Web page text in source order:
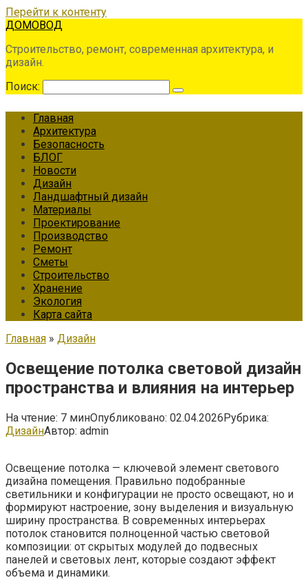
Перейти к контенту
ДОМОВОД
Строительство, ремонт, современная архитектура, и
дизайн.
Поиск:
Главная
Архитектура
Безопасность
БЛОГ
Новости
Дизайн
Ландшафтный дизайн
Материалы
Проектирование
Производство
Ремонт
Сметы
Строительство
Хранение
Экология
Карта сайта
Главная » Дизайн
Освещение потолка световой дизайн
пространства и влияния на интерьер
На чтение: 7 минОпубликовано: 02.04.2026Рубрика:
ДизайнАвтор: admin
Освещение потолка — ключевой элемент светового
дизайна помещения. Правильно подобранные
светильники и конфигурации не просто освещают, но и
формируют настроение, зону выделения и визуальную
ширину пространства. В современных интерьерах
потолок становится полноценной частью световой
композиции: от скрытых модулей до подвесных
панелей и световых лент, которые создают эффект
объема и динамики.